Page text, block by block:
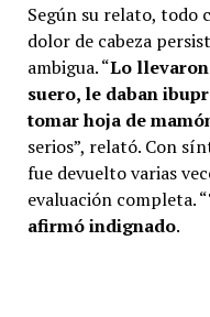
Según su relato, todo
dolor de cabeza
ambigua. “Lo
suero, le daban
tomar hoja de
serios”, relató. Con
fue devuelto varias
evaluación completa.
afirmó indignado.